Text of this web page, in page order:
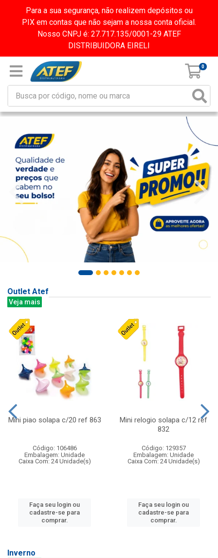
Para a sua segurança, não realizem depósitos ou
PIX em contas que não sejam a nossa conta oficial.
Nosso CNPJ é: 27.717.135/0001-29 ATEF
DISTRIBUIDORA EIRELI
0
Outlet Atef
Veja mais
Mini piao solapa c/20 ref 863
Código: 106486
Embalagem: Unidade
Caixa Com: 24 Unidade(s)
Faça seu login ou
cadastre-se para
comprar.
Mini relogio solapa c/12 ref
832
Código: 129357
Embalagem: Unidade
Caixa Com: 24 Unidade(s)
Faça seu login ou
cadastre-se para
comprar.
Inverno